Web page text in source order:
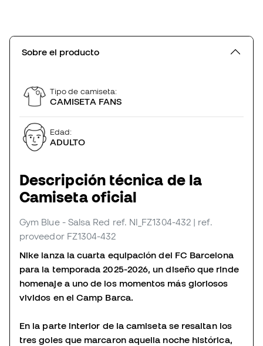
Sobre el producto
Tipo de camiseta:
CAMISETA FANS
Edad:
ADULTO
Descripción técnica de la
Camiseta oficial
Gym Blue - Salsa Red ref. NI_FZ1304-432 | ref.
proveedor FZ1304-432
Nike lanza la cuarta equipación del FC Barcelona
para la temporada 2025-2026, un diseño que rinde
homenaje a uno de los momentos más gloriosos
vividos en el Camp Barca.
En la parte interior de la camiseta se resaltan los
tres goles que marcaron aquella noche histórica,